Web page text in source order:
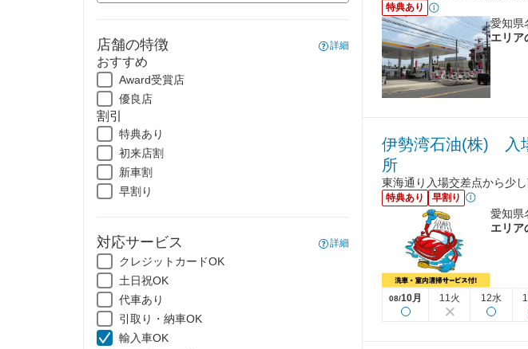
店舗の特徴 詳細
おすすめ
Award受賞店
優良店
割引
特典あり
初来店割
新車割
早割り
対応サービス 詳細
クレジットカードOK
土日祝OK
代車あり
引取り・納車OK
輸入車OK
特典あり
愛知県
エリア
伊勢湾石油(株) 入
所
東海通り入場交差点から少
特典あり 早割り
愛知県
エリア
08/10月 11火 12水